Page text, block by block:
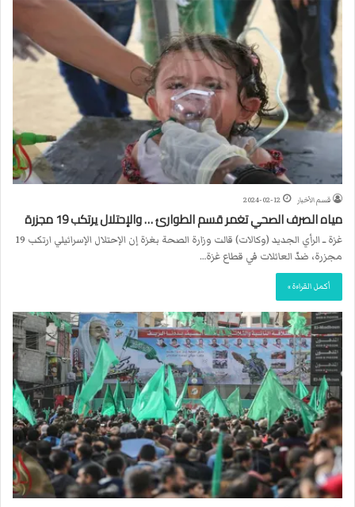
قسم الأخبار 2024-02-12
مياه الصرف الصحي تغمر قسم الطوارئ … والإحتلال يرتكب 19 مجزرة
غزة ــ الرأي الجديد (وكالات) قالت وزارة الصحة بغزة إن الإحتلال الإسرائيلي ارتكب 19
مجزرة، ضدّ العائلات في قطاع غزة…
أكمل القراءة »